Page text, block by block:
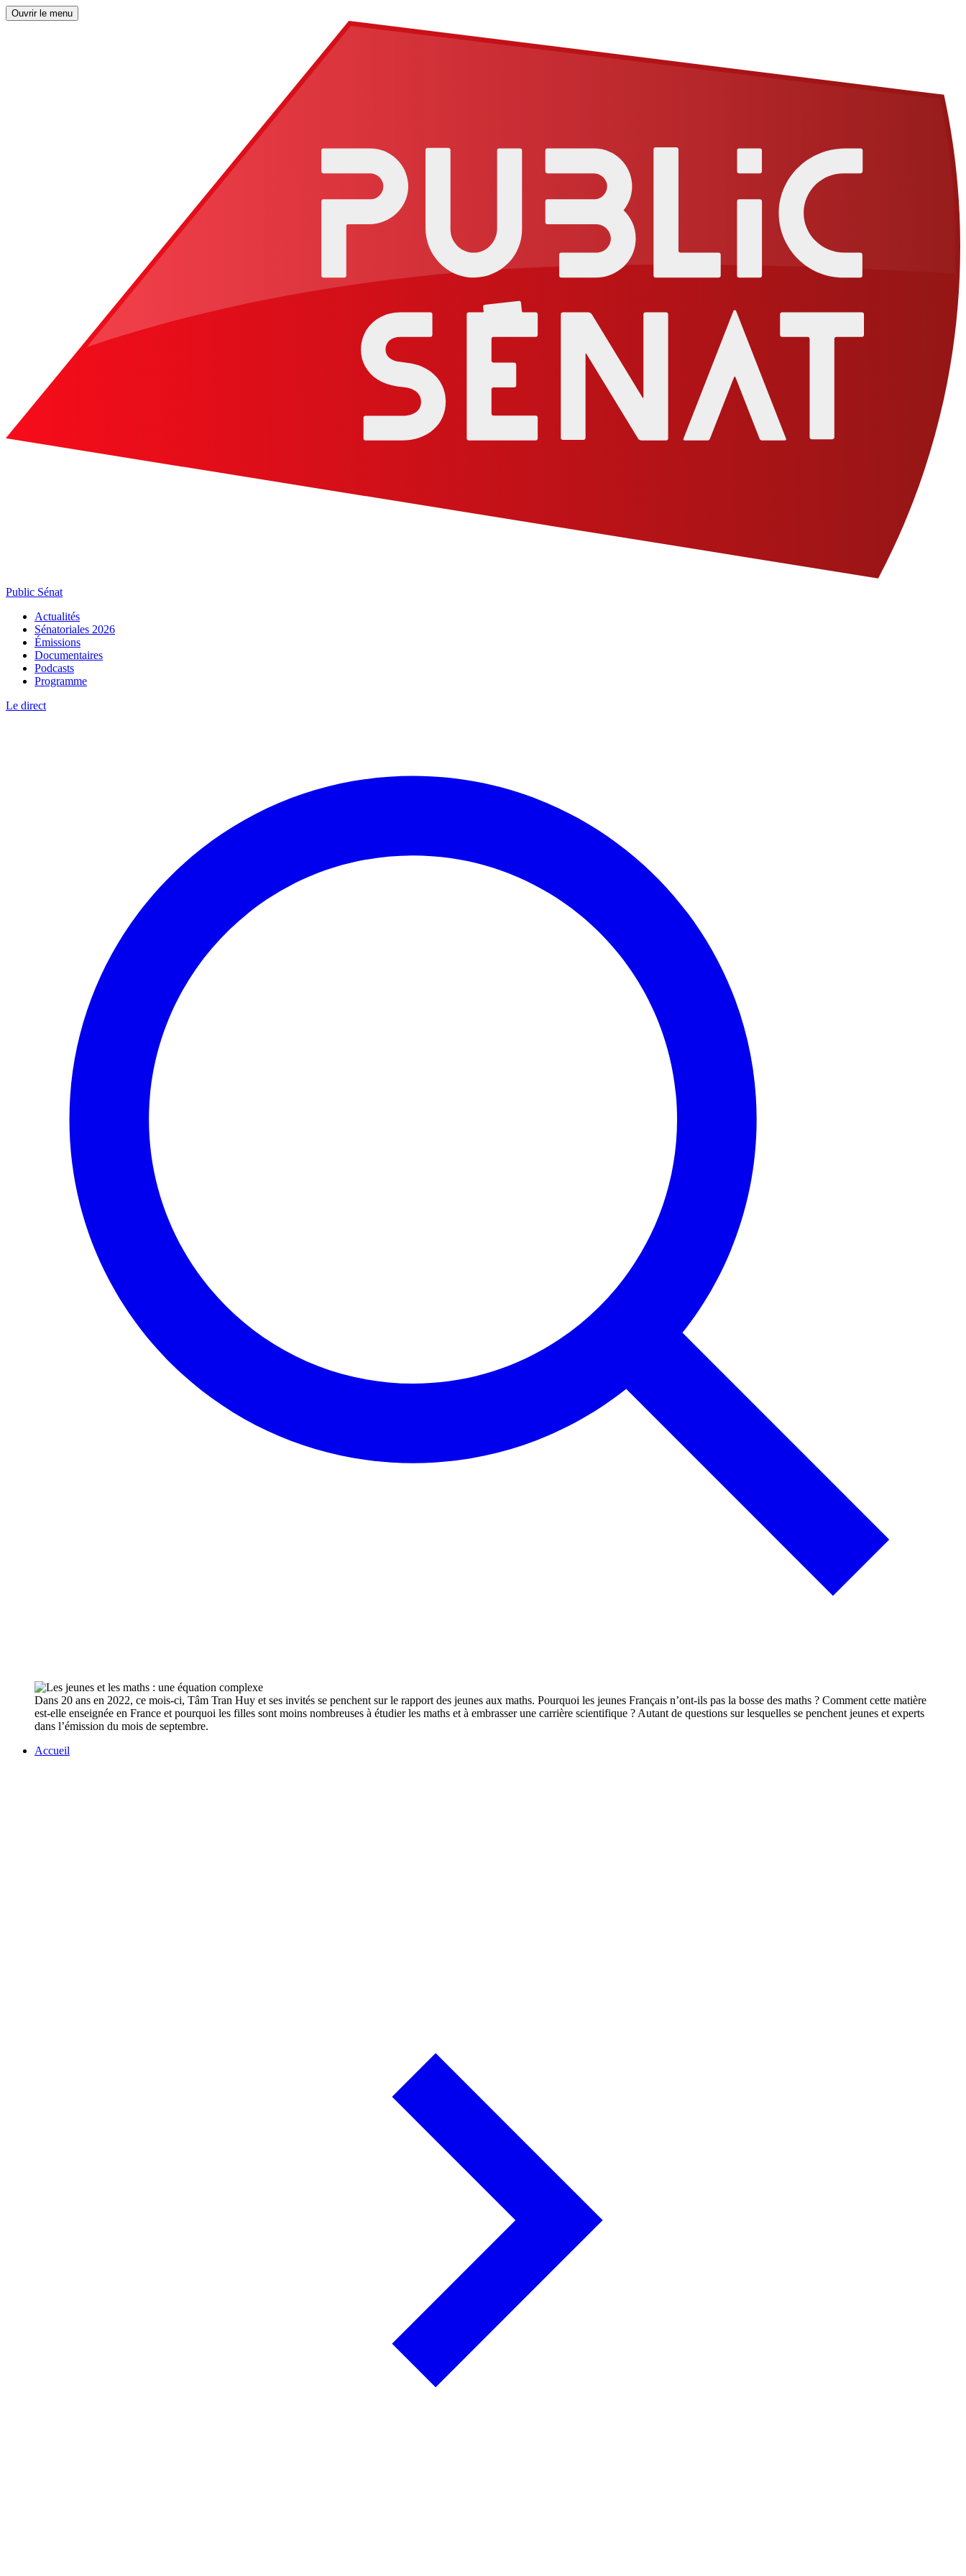
Ouvrir le menu
Public Sénat
Actualités
Sénatoriales 2026
Émissions
Documentaires
Podcasts
Programme
Le direct
Dans 20 ans en 2022, ce mois-ci, Tâm Tran Huy et ses invités se penchent sur le rapport des jeunes aux maths. Pourquoi les jeunes Français n’ont-ils pas la bosse des maths ? Comment cette matière
est-elle enseignée en France et pourquoi les filles sont moins nombreuses à étudier les maths et à embrasser une carrière scientifique ? Autant de questions sur lesquelles se penchent jeunes et experts
dans l’émission du mois de septembre.
Accueil